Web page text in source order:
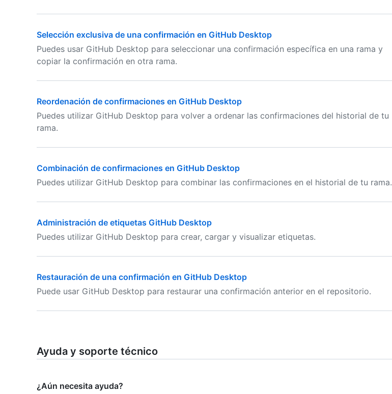
Selección exclusiva de una confirmación en GitHub Desktop
Puedes usar GitHub Desktop para seleccionar una confirmación específica en una rama y
copiar la confirmación en otra rama.
Reordenación de confirmaciones en GitHub Desktop
Puedes utilizar GitHub Desktop para volver a ordenar las confirmaciones del historial de tu
rama.
Combinación de confirmaciones en GitHub Desktop
Puedes utilizar GitHub Desktop para combinar las confirmaciones en el historial de tu rama.
Administración de etiquetas GitHub Desktop
Puedes utilizar GitHub Desktop para crear, cargar y visualizar etiquetas.
Restauración de una confirmación en GitHub Desktop
Puede usar GitHub Desktop para restaurar una confirmación anterior en el repositorio.
Ayuda y soporte técnico
¿Aún necesita ayuda?